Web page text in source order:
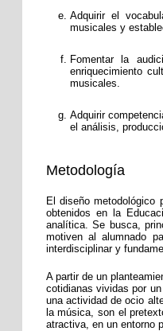
Adquirir el
musicales y
Fomentar la
enriquecimiento
musicales.
Adquirir
el análisis,
Metodología
El diseño metodológico
obtenidos en la
analítica. Se busca,
motiven al alumnado
interdisciplinar y
A partir de un
cotidianas vividas por
una actividad de ocio
la música, son el
atractiva, en un entorno